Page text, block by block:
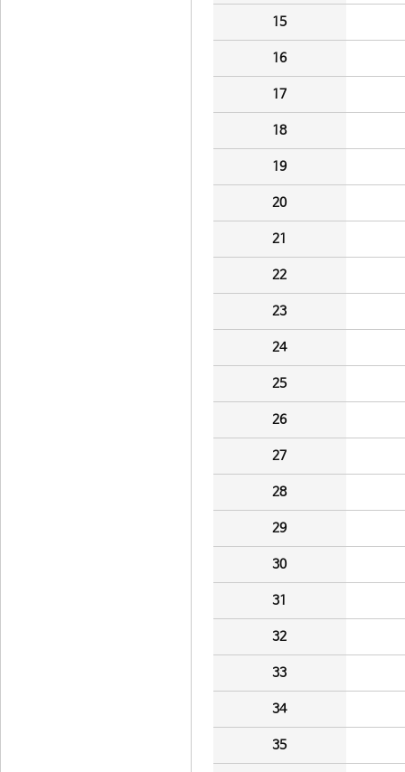
15
16
17
18
19
20
21
22
23
24
25
26
27
28
29
30
31
32
33
34
35